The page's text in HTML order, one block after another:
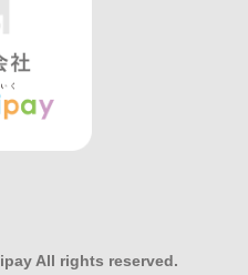
All rights reserved.